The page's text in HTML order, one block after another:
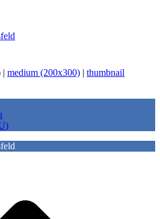
| medium (200x300) | thumbnail